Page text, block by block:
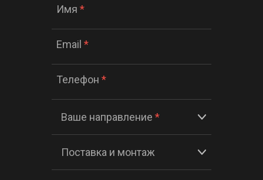
Имя *
Email *
Телефон *
Ваше направление *
Поставка и монтаж